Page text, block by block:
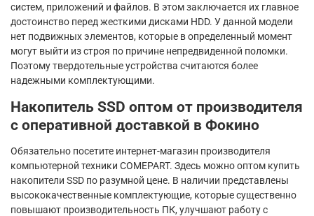
систем, приложений и файлов. В этом заключается их главное
достоинство перед жесткими дисками HDD. У данной модели
нет подвижных элементов, которые в определенный момент
могут выйти из строя по причине непредвиденной поломки.
Поэтому твердотельные устройства считаются более
надежными комплектующими.
Накопитель SSD оптом от производителя
с оперативной доставкой в Фокино
Обязательно посетите интернет-магазин производителя
компьютерной техники COMEPART. Здесь можно оптом купить
накопители SSD по разумной цене. В наличии представлены
высококачественные комплектующие, которые существенно
повышают производительность ПК, улучшают работу с